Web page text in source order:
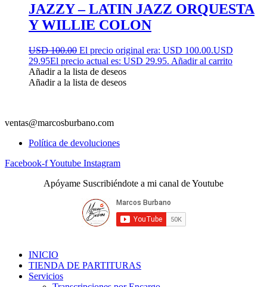
JAZZY – LATIN JAZZ ORQUESTA
Y WILLIE COLON
USD 100.00 El precio original era: USD 100.00.USD
29.95El precio actual es: USD 29.95. Añadir al carrito
Añadir a la lista de deseos
Añadir a la lista de deseos
ventas@marcosburbano.com
Política de devoluciones
Facebook-fYoutube Instagram
Apóyame Suscribiéndote a mi canal de Youtube
INICIO
TIENDA DE PARTITURAS
Servicios